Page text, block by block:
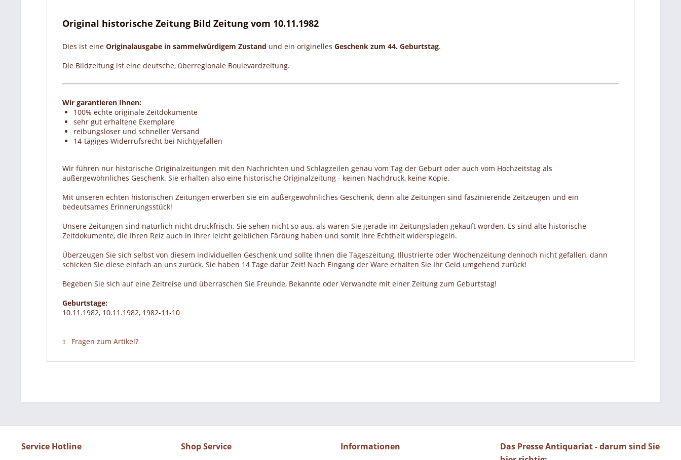
Original historische Zeitung Bild Zeitung vom 10.11.1982
Dies ist eine Originalausgabe in sammelwürdigem Zustand und ein originelles Geschenk zum 44. Geburtstag.
Die Bildzeitung ist eine deutsche, überregionale Boulevardzeitung.
Wir garantieren Ihnen:
100% echte originale Zeitdokumente
sehr gut erhaltene Exemplare
reibungsloser und schneller Versand
14-tägiges Widerrufsrecht bei Nichtgefallen
Wir führen nur historische Originalzeitungen mit den Nachrichten und Schlagzeilen genau vom Tag der Geburt oder auch vom Hochzeitstag als
außergewöhnliches Geschenk. Sie erhalten also eine historische Originalzeitung - keinen Nachdruck, keine Kopie.
Mit unseren echten historischen Zeitungen erwerben sie ein außergewöhnliches Geschenk, denn alte Zeitungen sind faszinierende Zeitzeugen und ein
bedeutsames Erinnerungsstück!
Unsere Zeitungen sind natürlich nicht druckfrisch. Sie sehen nicht so aus, als wären Sie gerade im Zeitungsladen gekauft worden. Es sind alte historische
Zeitdokumente, die Ihren Reiz auch in ihrer leicht gelblichen Färbung haben und somit ihre Echtheit widerspiegeln.
Überzeugen Sie sich selbst von diesem individuellen Geschenk und sollte Ihnen die Tageszeitung, Illustrierte oder Wochenzeitung dennoch nicht gefallen, dann
schicken Sie diese einfach an uns zurück. Sie haben 14 Tage dafür Zeit! Nach Eingang der Ware erhalten Sie Ihr Geld umgehend zurück!
Begeben Sie sich auf eine Zeitreise und überraschen Sie Freunde, Bekannte oder Verwandte mit einer Zeitung zum Geburtstag!
Geburtstage:
10.11.1982, 10.11.1982, 1982-11-10
Fragen zum Artikel?
Service Hotline Shop Service Informationen
Das Presse Antiquariat - darum sind Sie